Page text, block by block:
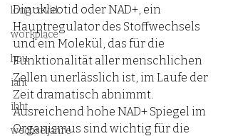
long covid
workplace
hpu
iaht
ihht
wechseljahre
Dinukleotid oder NAD+, ein
Hauptregulator des Stoffwechsels
und ein Molekül, das für die
Funktionalität aller menschlichen
Zellen unerlässlich ist, im Laufe der
Zeit dramatisch abnimmt.
Ausreichend hohe NAD+ Spiegel im
Organismus sind wichtig für die